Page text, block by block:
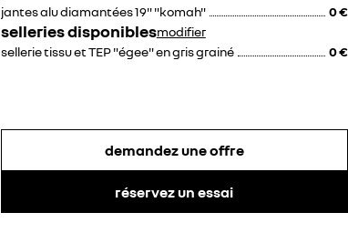
jantes alu diamantées 19" "komah" 0 €
selleries disponiblesmodifier
sellerie tissu et TEP "égee" en gris grainé
0 €
demandez une offre
réservez un essai